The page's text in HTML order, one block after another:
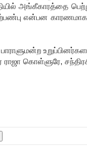
அங்கீகாரத்தை
என்பன
கொள்ளுரே,